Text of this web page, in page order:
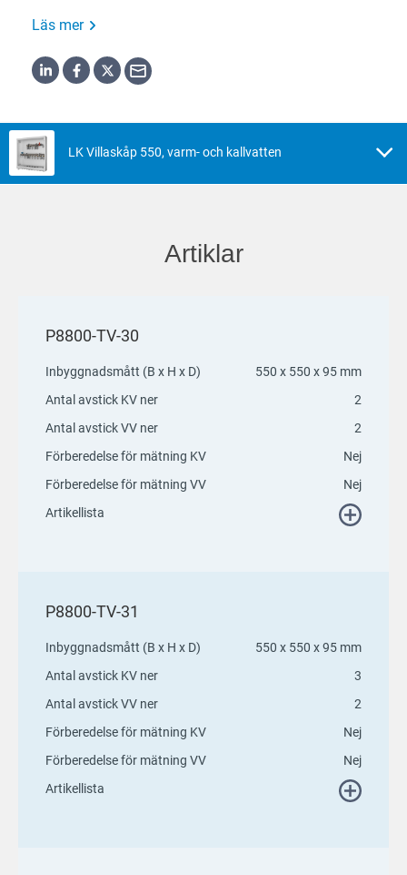
Läs mer
LK Villaskåp 550, varm- och kallvatten
Artiklar
P8800-TV-30
Inbyggnadsmått (B x H x D)
550 x 550 x 95 mm
Antal avstick KV ner
2
Antal avstick VV ner
2
Förberedelse för mätning KV
Nej
Förberedelse för mätning VV
Nej
Artikellista
P8800-TV-31
Inbyggnadsmått (B x H x D)
550 x 550 x 95 mm
Antal avstick KV ner
3
Antal avstick VV ner
2
Förberedelse för mätning KV
Nej
Förberedelse för mätning VV
Nej
Artikellista